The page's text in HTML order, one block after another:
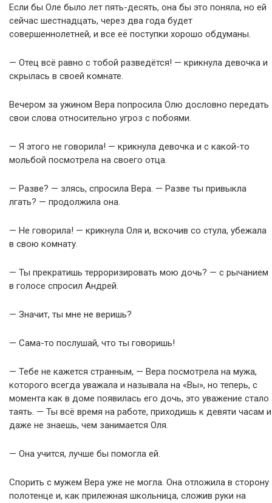
Если бы Оле было лет пять-десять, она бы это поняла, но ей
сейчас шестнадцать, через два года будет
совершеннолетней, и все её поступки хорошо обдуманы.
— Отец всё равно с тобой разведётся! — крикнула девочка и
скрылась в своей комнате.
Вечером за ужином Вера попросила Олю дословно передать
свои слова относительно угроз с побоями.
— Я этого не говорила! — крикнула девочка и с какой-то
мольбой посмотрела на своего отца.
— Разве? — злясь, спросила Вера. — Разве ты привыкла
лгать? — продолжила она.
— Не говорила! — крикнула Оля и, вскочив со стула, убежала
в свою комнату.
— Ты прекратишь терроризировать мою дочь? — с рычанием
в голосе спросил Андрей.
— Значит, ты мне не веришь?
— Сама-то послушай, что ты говоришь!
— Тебе не кажется странным, — Вера посмотрела на мужа,
которого всегда уважала и называла на «Вы», но теперь, с
момента как в доме появилась его дочь, это уважение стало
таять. — Ты всё время на работе, приходишь к девяти часам и
даже не знаешь, чем занимается Оля.
— Она учится, лучше бы помогла ей.
Спорить с мужем Вера уже не могла. Она отложила в сторону
полотенце и, как прилежная школьница, сложив руки на